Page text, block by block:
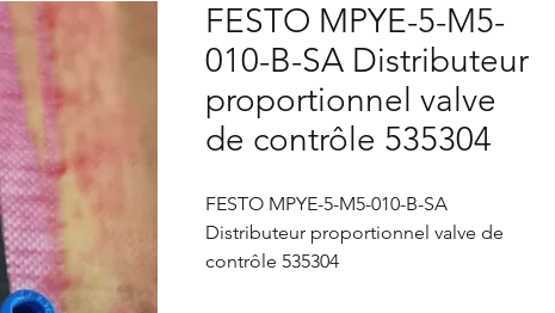
FESTO MPYE-5-M5-
010-B-SA Distributeur
proportionnel valve
de contrôle 535304
FESTO MPYE-5-M5-010-B-SA
Distributeur proportionnel valve de
contrôle 535304